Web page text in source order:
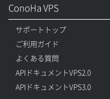
ConoHa VPS
サポートトップ
ご利用ガイド
よくある質問
APIドキュメントVPS2.0
APIドキュメントVPS3.0